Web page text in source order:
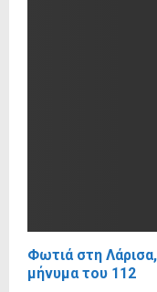
Φωτιά στη
μήνυμα του 112